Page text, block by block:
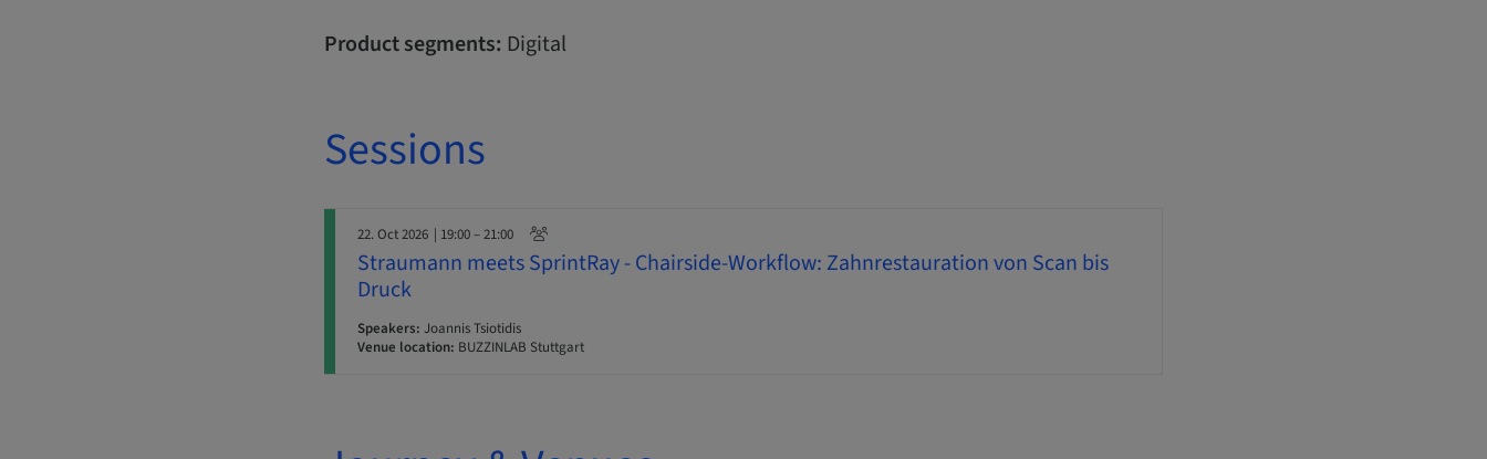
Product segments: Digital
Sessions
22. Oct 2026 | 19:00 – 21:00
Straumann meets SprintRay - Chairside-Workflow: Zahnrestauration von Scan bis
Druck
Speakers: Joannis Tsiotidis
Venue location: BUZZINLAB Stuttgart